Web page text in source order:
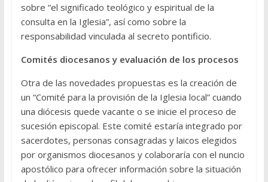
sobre “el significado teológico y espiritual de la
consulta en la Iglesia”, así como sobre la
responsabilidad vinculada al secreto pontificio.
Comités diocesanos y evaluación de los procesos
Otra de las novedades propuestas es la creación de
un “Comité para la provisión de la Iglesia local” cuando
una diócesis quede vacante o se inicie el proceso de
sucesión episcopal. Este comité estaría integrado por
sacerdotes, personas consagradas y laicos elegidos
por organismos diocesanos y colaboraría con el nuncio
apostólico para ofrecer información sobre la situación